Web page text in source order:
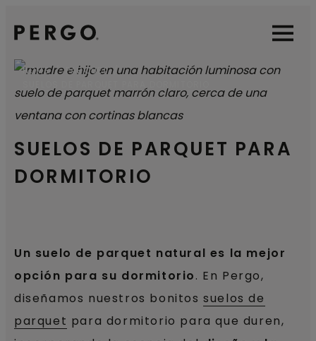
OpenOpen
SUELOS DE PARQUET PARA
DORMITORIO
HOME
PARQUET
Un suelo de parquet natural es la mejor
opción para su dormitorio. En Pergo,
diseñamos nuestros bonitossuelos de
parquet para dormitorio para que duren,